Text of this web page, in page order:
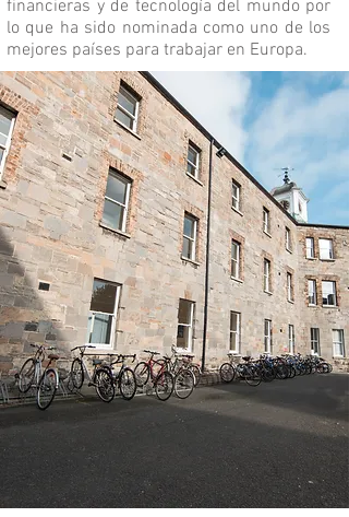
financieras y de tecnología del mundo por
lo que ha sido nominada como uno de los
mejores países para trabajar en Europa.